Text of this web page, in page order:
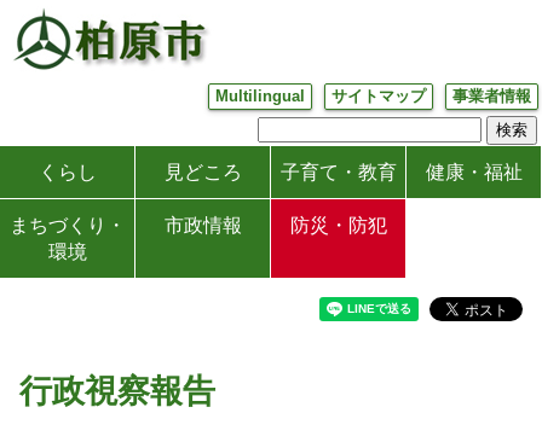
Multilingual サイトマップ 事業者情報
くらし 見どころ 子育て・教育 健康・福祉
まちづくり・
環境
市政情報 防災・防犯
行政視察報告